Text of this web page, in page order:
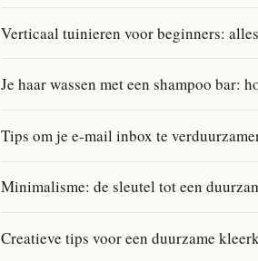
Verticaal tuinieren voor beginners:
Je haar wassen met een shampoo bar:
Tips om je e-mail inbox te
Minimalisme: de sleutel tot een
Creatieve tips voor een duurzame